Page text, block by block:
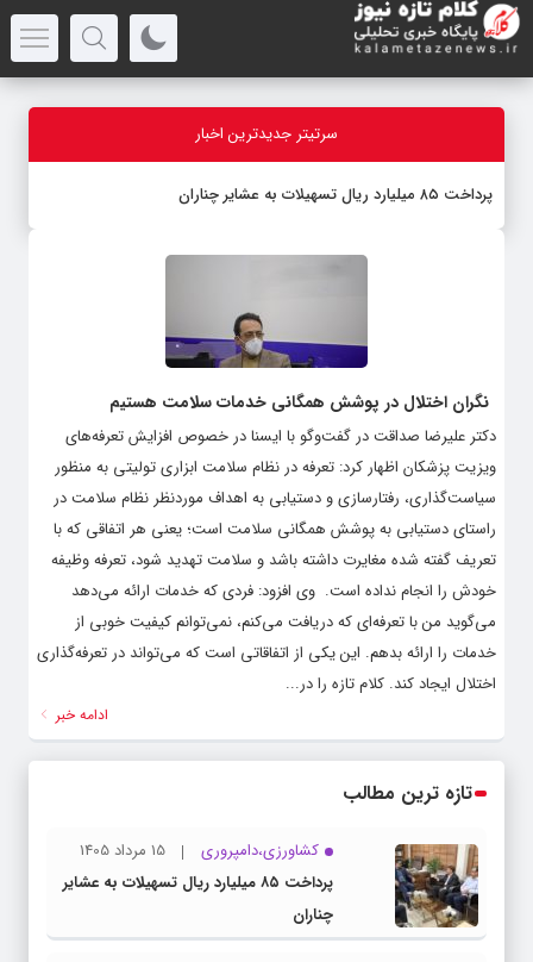
سرتیتر جدیدترین اخبار
پرداخت ۸۵ میلیارد ریال تسهیلات به عشایر چناران
نگران اختلال در پوشش همگانی خدمات سلامت هستیم
دکتر علیرضا صداقت در گفت‌وگو با ایسنا در خصوص افزایش تعرفه‌های
ویزیت پزشکان اظهار کرد: تعرفه در نظام سلامت ابزاری تولیتی به منظور
سیاست‌گذاری، رفتارسازی و دستیابی به اهداف موردنظر نظام سلامت در
راستای دستیابی به پوشش همگانی سلامت است؛ یعنی هر اتفاقی که با
تعریف گفته شده مغایرت داشته باشد و سلامت تهدید شود، تعرفه وظیفه
خودش را انجام نداده است. وی افزود: فردی که خدمات ارائه می‌دهد
می‌گوید من با تعرفه‌ای که دریافت می‌کنم، نمی‌توانم کیفیت خوبی از
خدمات را ارائه بدهم. این یکی از اتفاقاتی است که می‌تواند در تعرفه‌گذاری
اختلال ایجاد کند. کلام تازه را در...
ادامه خبر
تازه ترین مطالب
کشاورزی،دامپروری
15 مرداد 1405
پرداخت ۸۵ میلیارد ریال تسهیلات به عشایر
چناران